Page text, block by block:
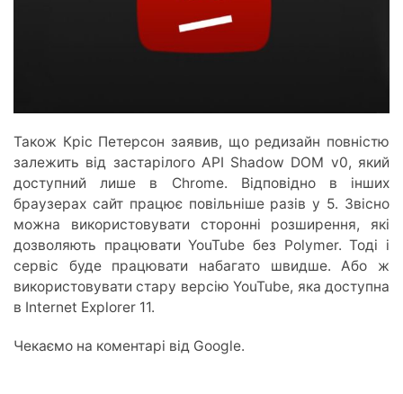
Також Кріс Петерсон заявив, що редизайн повністю
залежить від застарілого API Shadow DOM v0, який
доступний лише в Chrome. Відповідно в інших
браузерах сайт працює повільніше разів у 5. Звісно
можна використовувати сторонні розширення, які
дозволяють працювати YouTube без Polymer. Тоді і
сервіс буде працювати набагато швидше. Або ж
використовувати стару версію YouTube, яка доступна
в Internet Explorer 11.
Чекаємо на коментарі від Google.